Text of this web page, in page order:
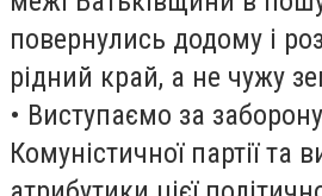
повернулись додому і
рідний край, а не чужу
• Виступаємо за
Комуністичної партії та